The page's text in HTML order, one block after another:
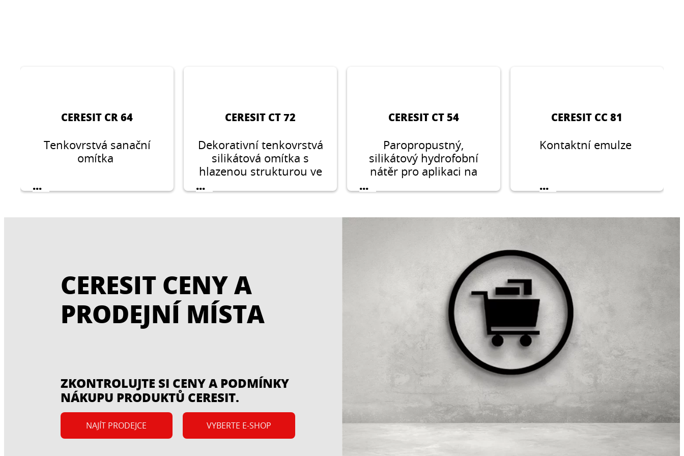
CERESIT CR 64
Tenkovrstvá sanační
omítka
...
CERESIT CT 72
Dekorativní tenkovrstvá
silikátová omítka s
hlazenou strukturou ve
velikosti zrna 1,5 mm,
2,0 mm a 2,5 mm pro
...
CERESIT CT 54
Paropropustný,
silikátový hydrofobní
nátěr pro aplikaci na
exteriér.
...
CERESIT CC 81
Kontaktní emulze
...
CERESIT CENY A
PRODEJNÍ MÍSTA
ZKONTROLUJTE SI CENY A PODMÍNKY
NÁKUPU PRODUKTŮ CERESIT.
NAJÍT PRODEJCE VYBERTE E-SHOP